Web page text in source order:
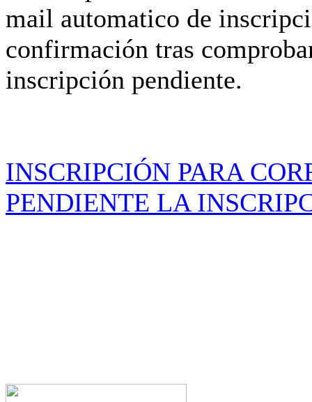
mail automatico de
confirmación tras
inscripción pendiente.
INSCRIPCIÓN PARA
PENDIENTE LA